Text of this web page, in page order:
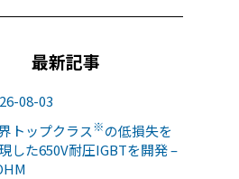
最新記事
08-03
トップクラス※の低損失を
した650V耐圧IGBTを開発 –